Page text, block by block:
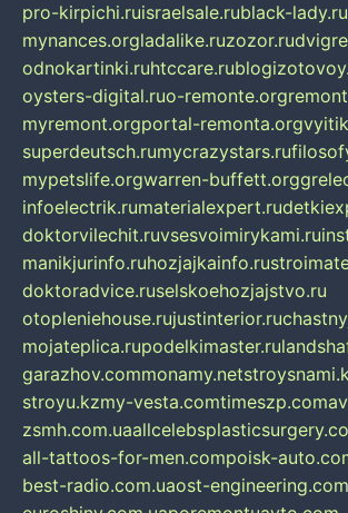
pro-kirpichi.ruisraelsale.rublack-lady.ru
mynances.orgladalike.ruzozor.ru
odnokartinki.ruhtccare.ru
oysters-digital.ruo-remonte.org
myremont.orgportal-remonta.org
superdeutsch.rumycrazystars.ru
mypetslife.orgwarren-buffett.org
infoelectrik.rumaterialexpert.ru
doktorvilechit.ruvsesvoimirykami.ru
manikjurinfo.ruhozjajkainfo.ru
doktoradvice.ruselskoehozjajstvo.ru
otopleniehouse.rujustinterior.ru
mojateplica.rupodelkimaster.ru
garazhov.commonamy.net
stroyu.kzmy-vesta.comtimeszp.com
zsmh.com.ua
all-tattoos-for-men.compoisk-
best-radio.com.uaost-engineering.com